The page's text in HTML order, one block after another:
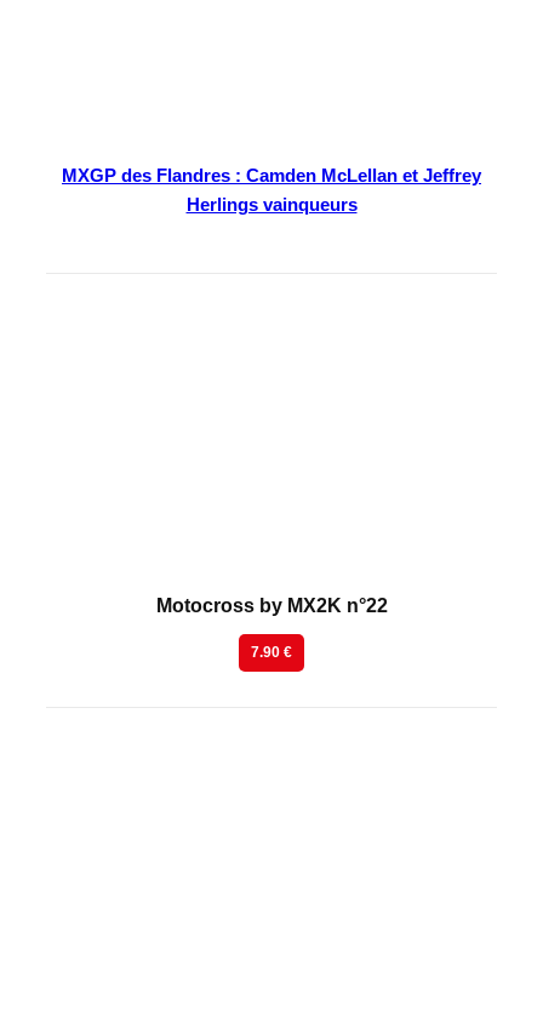
MXGP des Flandres : Camden McLellan et Jeffrey
Herlings vainqueurs
Motocross by MX2K n°22
7.90 €